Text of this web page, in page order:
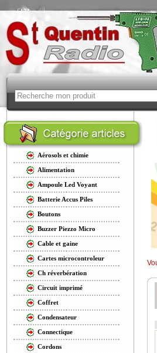
Aérosols et chimie
Alimentation
Ampoule Led Voyant
Batterie Accus Piles
Boutons
Buzzer Piezzo Micro
Cable et gaine
Cartes microcontroleur
Ch réverbération
Circuit imprimé
Coffret
Condensateur
Connectique
Cordons